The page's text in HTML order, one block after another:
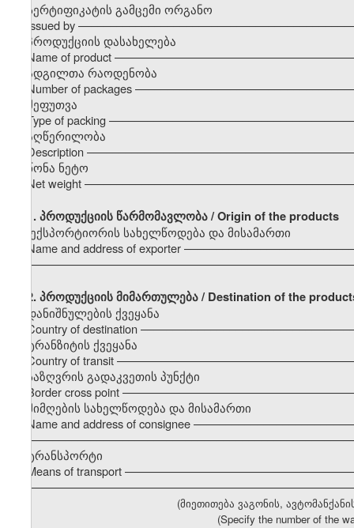
სერტიფიკატის გამცემი ორგანო
Issued by
პროდუქციის დასახელება
Name of product
ადგილთა რაოდენობა
Number of packages
შეფუთვა
Type of packing
აღწერილობა
Description
წონა ნეტო
Net weight
1. პროდუქციის წარმომავლობა / Origin of the products
ექსპორტიორის სახელწოდება და მისამართი
Name and address of exporter
2. პროდუქციის მიმართულება / Destination of the
დანიშნულების ქვეყანა
Country of destination
ტრანზიტის ქვეყანა
Country of transit
საზღვრის გადაკვეთის პუნქტი
Border cross point
მიმღების სახელწოდება და მისამართი
Name and address of consignee
ტრანსპორტი
Means of transport
(მიეთითება ვაგონის,
(Specify the number of the